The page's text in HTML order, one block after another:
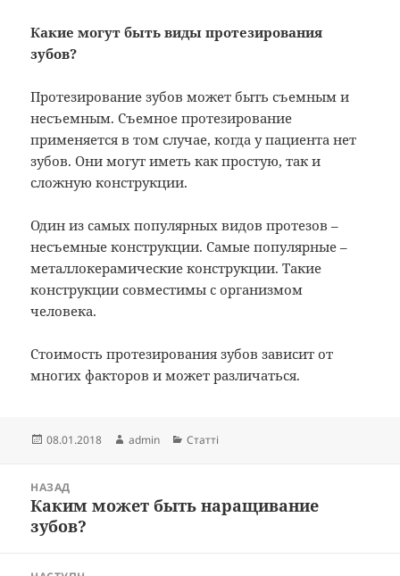
Какие могут быть виды протезирования
зубов?
Протезирование зубов может быть съемным и
несъемным. Съемное протезирование
применяется в том случае, когда у пациента нет
зубов. Они могут иметь как простую, так и
сложную конструкции.
Один из самых популярных видов протезов –
несъемные конструкции. Самые популярные –
металлокерамические конструкции. Такие
конструкции совместимы с организмом
человека.
Стоимость протезирования зубов зависит от
многих факторов и может различаться.
Опубліковано
08.01.2018 Автор
admin Категорії
Статті
записівНАЗАД
Попередній
запис:
Каким может быть наращивание
зубов?